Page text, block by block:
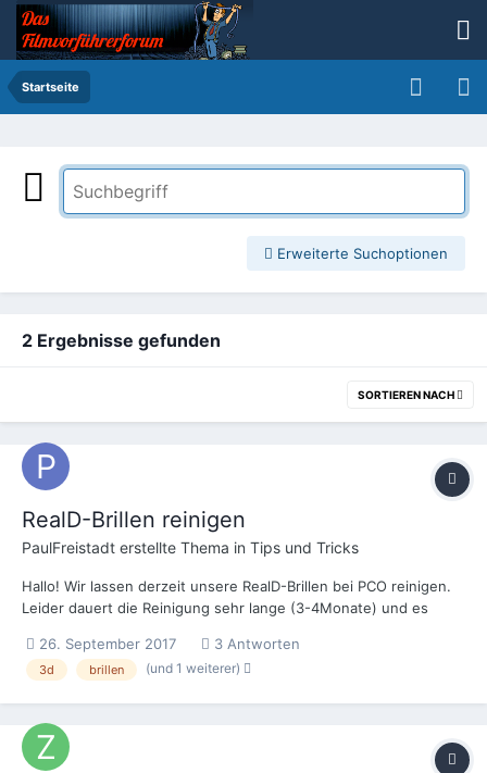
Startseite
Erweiterte Suchoptionen
2 Ergebnisse gefunden
SORTIEREN NACH
RealD-Brillen reinigen
PaulFreistadt erstellte Thema in Tips und Tricks
Hallo! Wir lassen derzeit unsere RealD-Brillen bei PCO reinigen.
Leider dauert die Reinigung sehr lange (3-4Monate) und es
Kinderbrillen etc.). Meine Frage, hat wer Erfahrung mit anderen
Firmen bzw. einen Ratschlag wi...
26. September 2017 3 Antworten
3d brillen (und 1 weiterer)